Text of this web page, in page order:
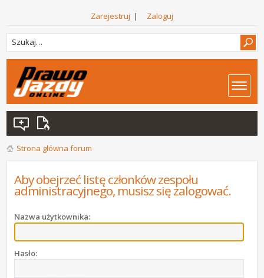
Zarejestruj | Zaloguj
Strona główna forum
Aby obejrzeć listę członków zespołu
administracyjnego, musisz się zalogować.
Nazwa użytkownika:
Hasło: